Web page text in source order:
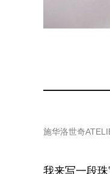
施华洛世奇
我来写一段